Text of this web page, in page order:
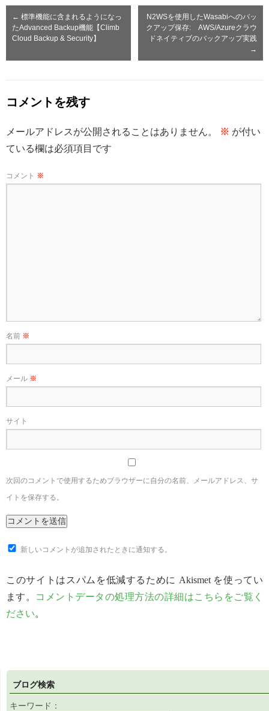
← 標準機能に含まれるようになっ
たAdvanced Backup機能【Climb
Cloud Backup & Security】
N2WSを使用したWasabiへのバッ
クアップ保存: AWS/Azureクラウ
ドネイティブのバックアップ実践
→
コメントを残す
メールアドレスが公開されることはありません。 ※ が付い
ている欄は必須項目です
コメント ※
名前 ※
メール ※
サイト
次回のコメントで使用するためブラウザーに自分の名前、メールアドレス、サ
イトを保存する。
新しいコメントが追加されたときに通知する。
このサイトはスパムを低減するために Akismet を使ってい
ます。 コメントデータの処理方法の詳細はこちらをご覧く
ださい。
ブログ検索
キーワード：